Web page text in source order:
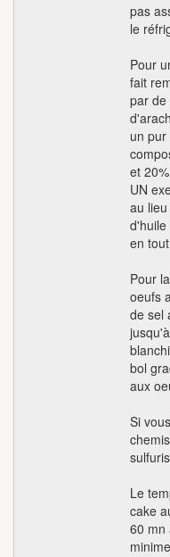
pas
le
Pour
fait
par de
un
et
UN
au
en
Pour
oeufs
de sel
bol
aux
Si
Le
cake
60 mn